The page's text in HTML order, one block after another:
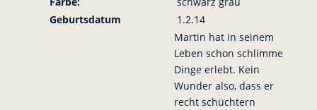
Geburtsdatum
1.2.14
Martin hat in seinem
Leben schon schlimme
Dinge erlebt. Kein
Wunder also, dass er
recht schüchtern